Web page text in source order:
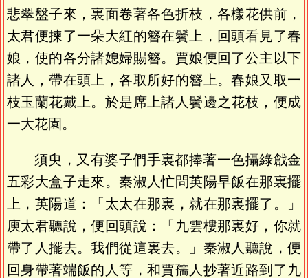
悲翠盤子來，裏面卷著各色折枝，各樣花供前，
太君便揀了一朵大紅的簪在鬢上，回頭看見了春
娘，使的各分諸媳婦賜簪。賈娘便回了公主以下
諸人，帶在頭上，各取所好的簪上。春娘又取一
枝玉蘭花戴上。於是席上諸人鬢邊之花枝，便成
一大花園。
須臾，又有婆子們手裏都捧著一色攝綠戧金
五彩大盒子走來。秦淑人忙問英陽早飯在那裏擺
上，英陽道：「太太在那裏，就在那裏擺了。」
庾太君聽說，便回頭說：「九雲樓那裏好，你就
帶了人擺去。我們從這裏去。」秦淑人聽說，便
回身帶著端飯的人等，和賈孺人抄著近路到了九